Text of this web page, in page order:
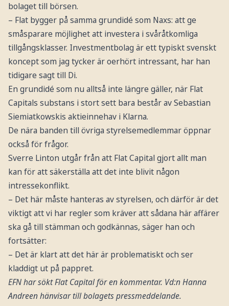
bolaget till börsen.
– Flat bygger på samma grundidé som Naxs: att ge
småsparare möjlighet att investera i svåråtkomliga
tillgångsklasser. Investmentbolag är ett typiskt svenskt
koncept som jag tycker är oerhört intressant, har han
tidigare sagt till Di.
En grundidé som nu alltså inte längre gäller, när Flat
Capitals substans i stort sett bara består av Sebastian
Siemiatkowskis aktieinnehav i Klarna.
De nära banden till övriga styrelsemedlemmar öppnar
också för frågor.
Sverre Linton utgår från att Flat Capital gjort allt man
kan för att säkerställa att det inte blivit någon
intressekonflikt.
– Det här måste hanteras av styrelsen, och därför är det
viktigt att vi har regler som kräver att sådana här affärer
ska gå till stämman och godkännas, säger han och
fortsätter:
– Det är klart att det här är problematiskt och ser
kladdigt ut på pappret.
EFN har sökt Flat Capital för en kommentar. Vd:n Hanna
Andreen hänvisar till bolagets pressmeddelande.